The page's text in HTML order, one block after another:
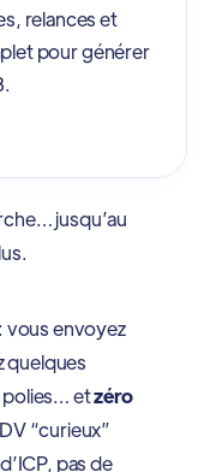
relances et
pour générer
jusqu’au
vous envoyez
quelques
polies… etzéro
“curieux”
pas de